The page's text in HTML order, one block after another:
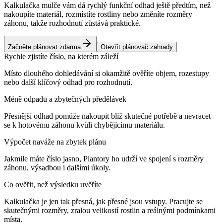
Kalkulačka mulče vám dá rychlý funkční odhad ještě předtím, než
nakoupíte materiál, rozmístíte rostliny nebo změníte rozměry
záhonu, takže rozhodnutí zůstává praktické.
Začněte plánovat zdarma Otevřít plánovač zahrady
Rychle zjistíte číslo, na kterém záleží
Místo dlouhého dohledávání si okamžitě ověříte objem, rozestupy
nebo další klíčový odhad pro rozhodnutí.
Méně odpadu a zbytečných předělávek
Přesnější odhad pomůže nakoupit blíž skutečné potřebě a nevracet
se k hotovému záhonu kvůli chybějícímu materiálu.
Výpočet naváže na zbytek plánu
Jakmile máte číslo jasno, Plantory ho udrží ve spojení s rozměry
záhonu, výsadbou i dalšími úkoly.
Co ověřit, než výsledku uvěříte
Kalkulačka je jen tak přesná, jak přesné jsou vstupy. Pracujte se
skutečnými rozměry, zralou velikostí rostlin a reálnými podmínkami
místa.